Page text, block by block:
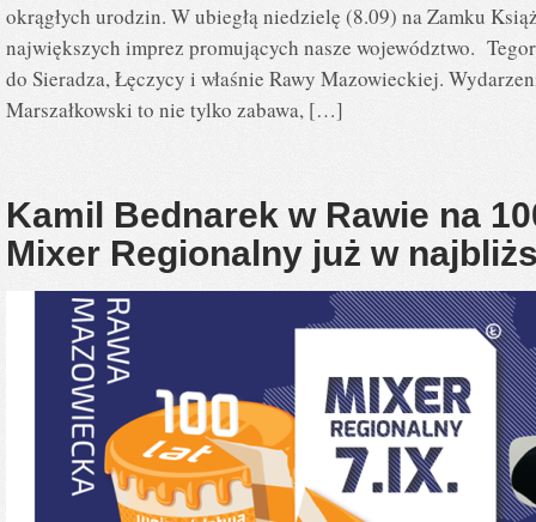
okrągłych urodzin. W ubiegłą niedzielę (8.09) na Zamku
największych imprez promujących nasze województwo.
do Sieradza, Łęczycy i właśnie Rawy Mazowieckiej.
Marszałkowski to nie tylko zabawa, […]
Kamil Bednarek w Rawie na
Mixer Regionalny już w